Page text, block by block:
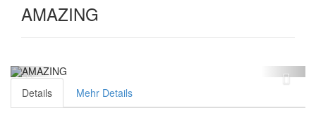
AMAZING
Details
Mehr Details